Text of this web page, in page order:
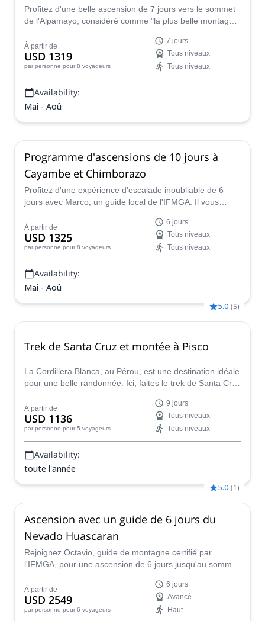
Profitez d'une belle ascension de 7 jours vers le sommet
de l'Alpamayo, considéré comme "la plus belle montagne
Marco, un guide de montagne certifié IFMGA de Huaraz.
À partir de
USD 1319
par personne pour 8 voyageurs
7 jours
Tous niveaux
Tous niveaux
Availability:
Mai - Aoû
Programme d'ascensions de 10 jours à
Cayambe et Chimborazo
Profitez d'une expérience d'escalade inoubliable de 6
jours avec Marco, un guide local de l'IFMGA. Il vous
vous aurez une vue imprenable sur la Cordillère Blanche
dans la Cordillère des Andes.
À partir de
USD 1325
par personne pour 8 voyageurs
6 jours
Tous niveaux
Tous niveaux
Availability:
Mai - Aoû
5.0 (5)
Trek de Santa Cruz et montée à Pisco
La Cordillera Blanca, au Pérou, est une destination idéale
pour une belle randonnée. Ici, faites le trek de Santa Cruz
À partir de
USD 1136
par personne pour 5 voyageurs
9 jours
Tous niveaux
Tous niveaux
Availability:
toute l'année
5.0 (1)
Ascension avec un guide de 6 jours du
Nevado Huascaran
Rejoignez Octavio, guide de montagne certifié par
l'IFMGA, pour une ascension de 6 jours jusqu'au sommet
Cordillère Blanche.
À partir de
USD 2549
par personne pour 6 voyageurs
6 jours
Avancé
Haut